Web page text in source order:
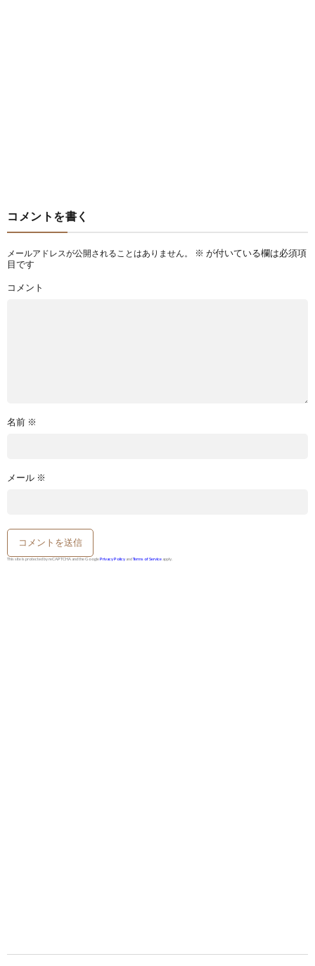
コメントを書く
メールアドレスが公開されることはありません。 ※ が付いている欄は必須項
目です
コメント
名前 ※
メール ※
This site is protected by reCAPTCHA and the GooglePrivacy Policy andTerms of Service apply.